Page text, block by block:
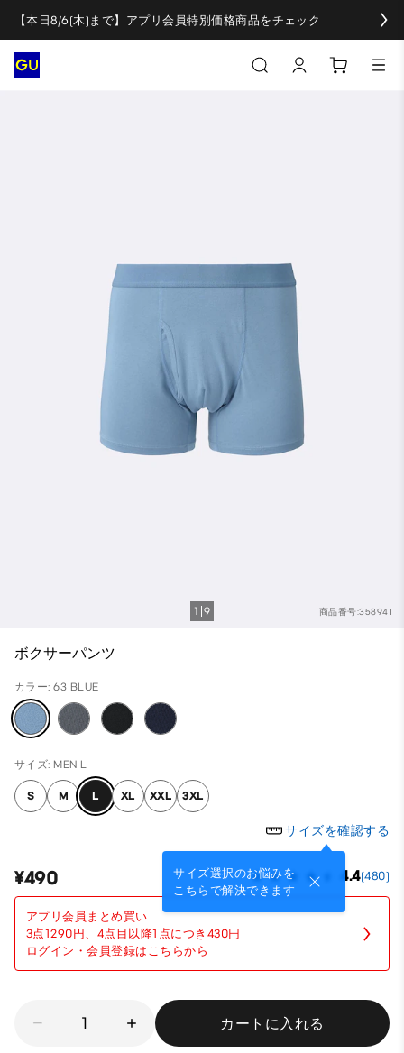
【本日8/6(木)まで】アプリ会員特別価格商品をチェック
商品番号:358941
1 9
ボクサーパンツ
カラー: 63 BLUE
サイズ: MEN L
S M L XL XXL 3XL
サイズを確認する
サイズ選択のお悩みを
こちらで解決できます
¥490 4.4(480)
アプリ会員まとめ買い
3点1290円、4点目以降1点につき430円
ログイン・会員登録はこちらから
1 カートに入れる